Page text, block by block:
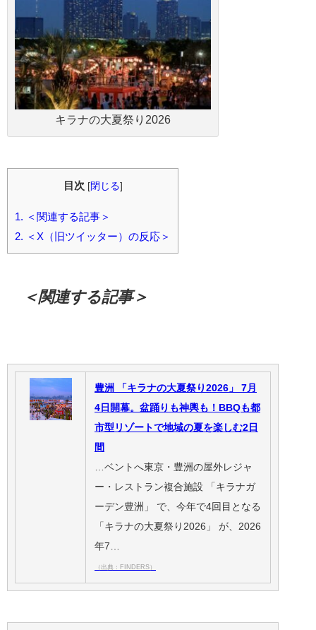
キラナの大夏祭り2026
目次 [閉じる]
1.
＜関連する記事＞
2.
＜X（旧ツイッター）の反応＞
＜関連する記事＞
豊洲 「キラナの大夏祭り2026」 7月
4日開幕。盆踊りも神輿も！BBQも都
市型リゾートで地域の夏を楽しむ2日
間
…ベントへ東京・豊洲の屋外レジャ
ー・レストラン複合施設 「キラナガ
ーデン豊洲」 で、今年で4回目となる
「キラナの大夏祭り2026」 が、2026
年7…
（出典：FINDERS）